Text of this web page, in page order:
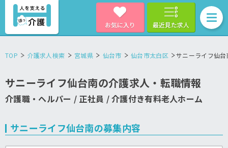
お気に入り 最近見た求人
TOP 介護求人検索 宮城県 仙台市 仙台市太白区 サニーライフ仙
サニーライフ仙台南の介護求人・転職情報
介護職・ヘルパー / 正社員 / 介護付き有料老人ホーム
サニーライフ仙台南の募集内容